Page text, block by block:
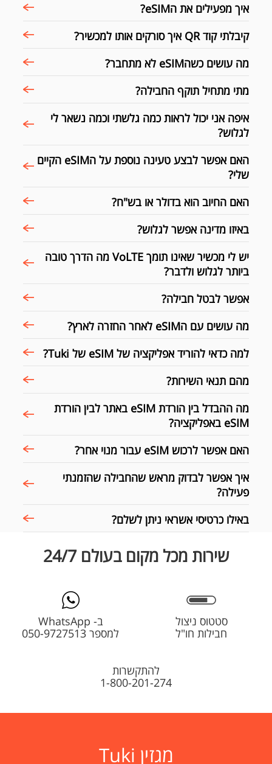
איך מפעילים את הeSIM?
קיבלתי קוד QR איך סורקים אותו למכשיר?
מה עושים כשהeSIM לא מתחבר?
מתי מתחיל תוקף החבילה?
איפה אני יכול לראות כמה גלשתי וכמה נשאר לי
לגלוש?
האם אפשר לבצע טעינה נוספת על הeSIM הקיים
שלי?
האם החיוב הוא בדולר או בש"ח?
באיזו מדינה אפשר לגלוש?
יש לי מכשיר שאינו תומך VoLTE מה הדרך טובה
ביותר לגלוש ולדבר?
אפשר לבטל חבילה?
מה עושים עם הeSIM לאחר החזרה לארץ?
למה כדאי להוריד אפליקציה של eSIM של Tuki?
מהם תנאי השירות?
מה ההבדל בין הורדת eSIM באתר לבין הורדת
eSIM באפליקציה?
האם אפשר לרכוש eSIM עבור מנוי אחר?
איך אפשר לבדוק מראש שהחבילה שהזמנתי
פעילה?
באילו כרטיסי אשראי ניתן לשלם?
שירות מכל מקום בעולם 24/7
סטטוס ניצול
חבילות חו"ל
ב- WhatsApp
למספר 050-9727513
להתקשרות
1-800-201-274
מגזין Tuki